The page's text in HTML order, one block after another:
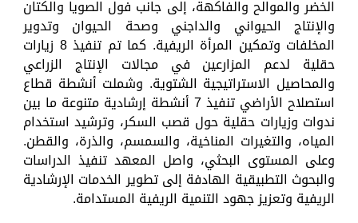
الخضر والموالح والفاكهة، إلى جانب فول الصويا والكتان
والإنتاج الحيواني والداجني وصحة الحيوان وتدوير
المخلفات وتمكين المرأة الريفية. كما تم تنفيذ 8 زيارات
حقلية لدعم المزارعين في مجالات الإنتاج الزراعي
والمحاصيل الاستراتيجية الشتوية. وشملت أنشطة قطاع
استصلاح الأراضي تنفيذ 7 أنشطة إرشادية متنوعة ما بين
ندوات وزيارات حقلية حول قصب السكر، وترشيد استخدام
المياه، والتغيرات المناخية، والسمسم، والذرة، والقطن.
وعلى المستوى البحثي، واصل المعهد تنفيذ الدراسات
والبحوث التطبيقية الهادفة إلى تطوير الخدمات الإرشادية
الريفية وتعزيز جهود التنمية الريفية المستدامة.